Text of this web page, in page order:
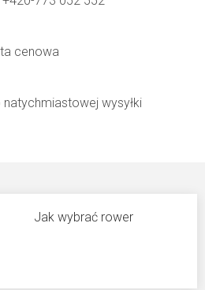
cenowa
natychmiastowej wysyłki
Jak wybrać rower